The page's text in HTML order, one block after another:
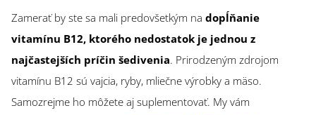
Zamerať by ste sa mali predovšetkým na dopĺňanie
vitamínu B12, ktorého nedostatok je jednou z
najčastejších príčin šedivenia. Prirodzeným zdrojom
vitamínu B12 sú vajcia, ryby, mliečne výrobky a mäso.
Samozrejme ho môžete aj suplementovať. My vám